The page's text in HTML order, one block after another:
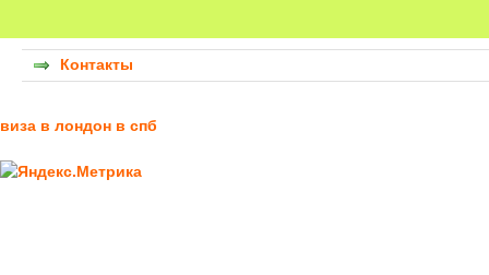
Контакты
виза в лондон в спб